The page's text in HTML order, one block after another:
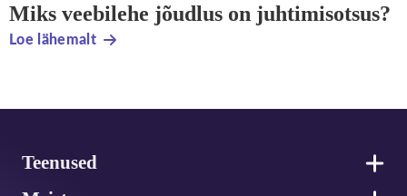
Miks veebilehe jõudlus on juhtimisotsus?
Loe lähemalt
Teenused